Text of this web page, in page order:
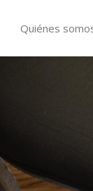
Quiénes